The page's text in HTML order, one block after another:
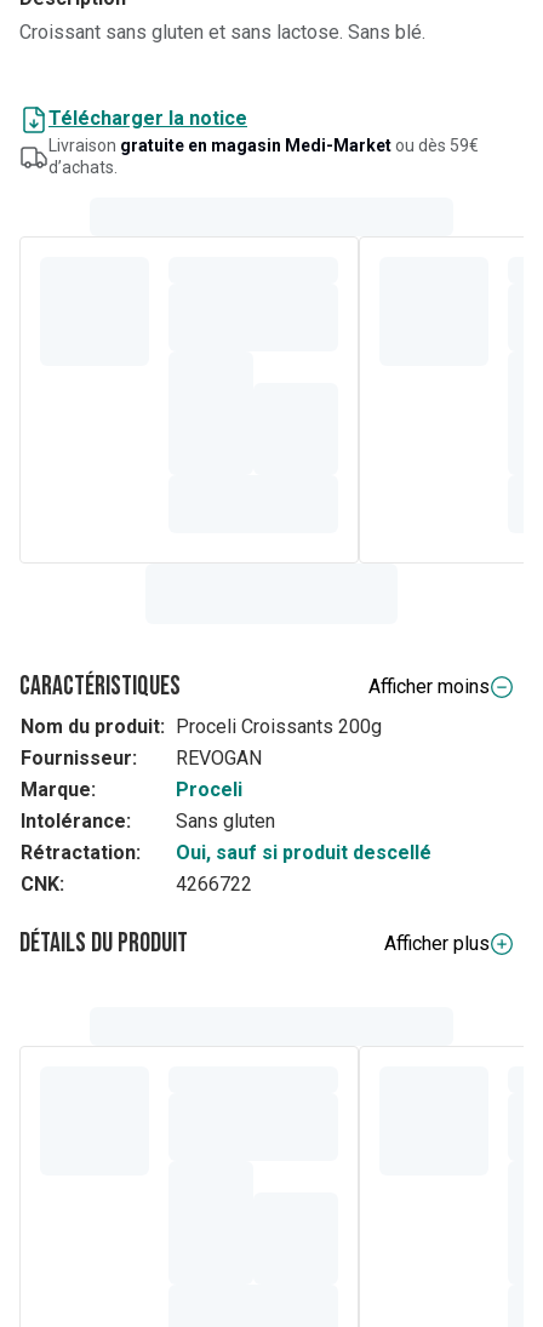
Croissant sans gluten et sans lactose. Sans blé.
Télécharger la notice
Livraison gratuite en magasin Medi-Marketou dès 59€
d’achats.
Caractéristiques
Afficher moins
Nom du produit: Proceli Croissants 200g
Fournisseur:
REVOGAN
Marque:
Proceli
Intolérance:
Sans gluten
Rétractation:
Oui, sauf si produit descellé
CNK:
4266722
Détails du produit
Afficher plus
proportions variables), eau, sel, sucre, dextrose, émulsifiant